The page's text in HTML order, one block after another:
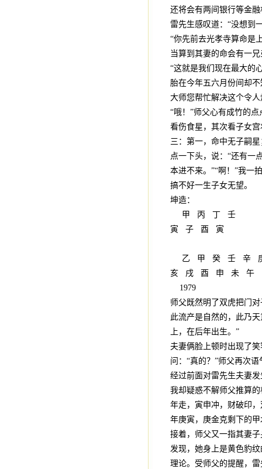
还将会有两间银行等金
雷先生感叹道：“没想到
“你先前去光孝寺算命是
当算到其妻的命会有一
“这就是我们现在最大的
胎在今年五六月份间却
大师您帮忙解决这个令
“哦！”师父心有成竹的
看伤食星，其次看子女
三：第一，命中无子嗣
点一下头，说：“还有一
本进不来。”“啊！”我一
搞不好一生子女无望。
坤造：
甲 丙 丁 壬
寅 子 酉 寅
乙 甲 癸 壬 辛
亥 戌 酉 申 未 午
1979
师父既然明了双虎把门
此流产是自然的，此乃
上，在后年出生。”
夫妻俩脸上顿时出现了
问：“真的？”师父再次语
经过前面对雷先生夫妻
我却疑惑不解师父推算
年走，寅申冲，财破印
年庚寅，庚金克剩下的
接着，师父又一指其妻
发现，她身上是黄色豹
理论。受师父的提醒，